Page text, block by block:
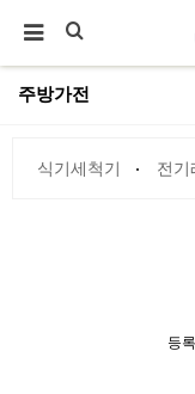
주방가전
식기세척기 전기
등